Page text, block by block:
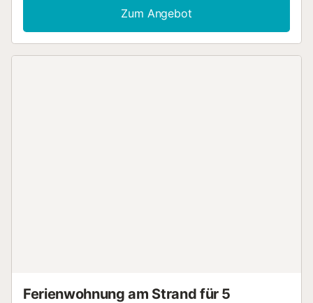
capacity for 7 people. Ideal for beach lovers. The
apartment has three bedrooms: - Bedroom with double
bed - Bedroom with double bed - Bedroom with double
Zum Angebot
Ferienwohnung am Strand für 5